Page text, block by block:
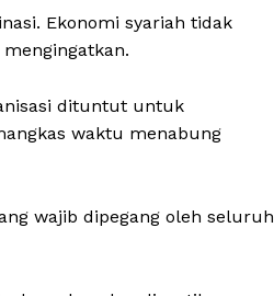
Ekonomi syariah tidak
dituntut untuk
waktu menabung
wajib dipegang oleh seluruh